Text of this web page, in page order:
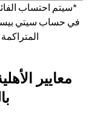
*سيتم احتساب
في حساب سيتي بيست
معايير